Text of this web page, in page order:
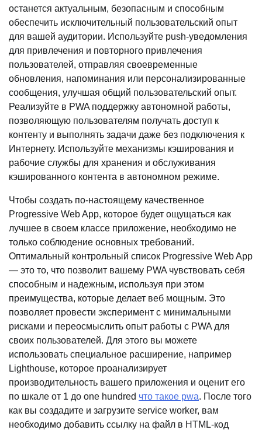
останется актуальным, безопасным и способным
обеспечить исключительный пользовательский опыт
для вашей аудитории. Используйте push-уведомления
для привлечения и повторного привлечения
пользователей, отправляя своевременные
обновления, напоминания или персонализированные
сообщения, улучшая общий пользовательский опыт.
Реализуйте в PWA поддержку автономной работы,
позволяющую пользователям получать доступ к
контенту и выполнять задачи даже без подключения к
Интернету. Используйте механизмы кэширования и
рабочие службы для хранения и обслуживания
кэшированного контента в автономном режиме.
Чтобы создать по-настоящему качественное
Progressive Web App, которое будет ощущаться как
лучшее в своем классе приложение, необходимо не
только соблюдение основных требований.
Оптимальный контрольный список Progressive Web App
— это то, что позволит вашему PWA чувствовать себя
способным и надежным, используя при этом
преимущества, которые делает веб мощным. Это
позволяет провести эксперимент с минимальными
рисками и переосмыслить опыт работы с PWA для
своих пользователей. Для этого вы можете
использовать специальное расширение, например
Lighthouse, которое проанализирует
производительность вашего приложения и оценит его
по шкале от 1 до one hundred что такое pwa. После того
как вы создадите и загрузите service worker, вам
необходимо добавить ссылку на файл в HTML-код